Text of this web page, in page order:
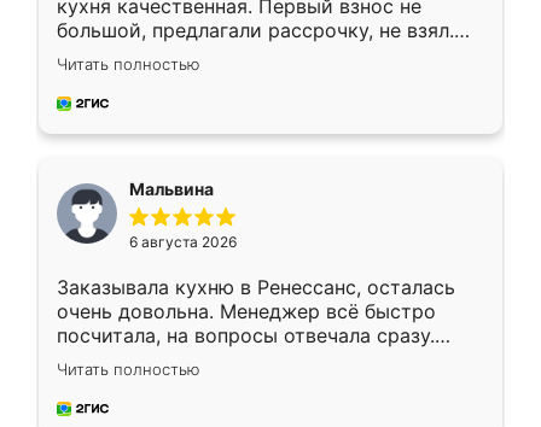
кухня качественная. Первый взнос не
большой, предлагали рассрочку, не взял.
Ждал меньше месяца, сборщик с прямыми
руками. По цене вышло адекватно.
Рекомендую!
Читать полностью
Мальвина
6 августа 2026
Заказывала кухню в Ренессанс, осталась
очень довольна. Менеджер всё быстро
посчитала, на вопросы отвечала сразу.
Замерщик приехал в субботу, подошёл к
делу со всей ответственностью. Собрали
за день, ребята работали аккуратно, даже
Читать полностью